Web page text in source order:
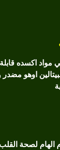
مواد اكسده قابلة
اوهو
الهام لصحة القلب